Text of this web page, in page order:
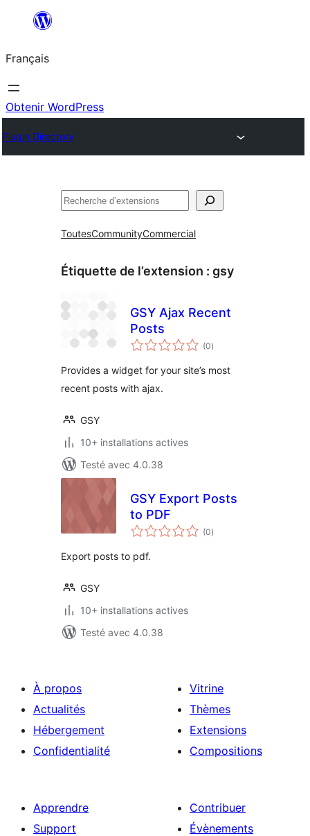
contenu
Français
Obtenir WordPress
Plugin Directory
Rechercher
ToutesCommunityCommercial
Étiquette de l’extension : gsy
GSY Ajax Recent
Posts
(0notes
en
)
Provides a widget for your site’s most
recent posts with ajax.
GSY
10+ installations actives
Testé avec 4.0.38
GSY Export Posts
to PDF
(0notes
en
)
Export posts to pdf.
GSY
10+ installations actives
Testé avec 4.0.38
À propos
Actualités
Hébergement
Confidentialité
Vitrine
Thèmes
Extensions
Compositions
Apprendre
Support
Contribuer
Évènements